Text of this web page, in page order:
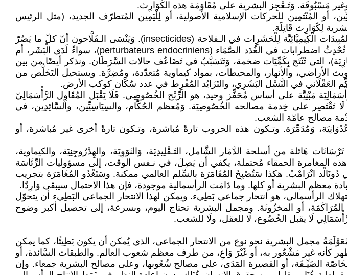
أو المُنْتَمِين للحركات الإسلامية الأصولية، أو لِلْيَمِين المُتطرّف الجديد، (مثل الرئيس
لِكَوَارِث قَاتِلَة.
وقد أَدَّى نَمَط الإنتاج الرأسمالي المُعَمَّم، إلى كَوَارِثَ أخرى. نَذْكُر مِن بَيْنِهَا تَعْمِيم استعمال المُبِيدَات الْكِيمِيَّائِيَّة لِلْحَشَرِات في الـفلاحة (insecticides). وَيَنْسَى الـفَلَّاحون أنّ كلّ ما يَضُرّ
الحشرات، سَيَضُرُّ حَتْمِيًّا البَشَر. وَنَجد مِن بين الكَوارث أيضًا، استخدام مَوَادَّ كِيمَاوية أخرى، تُحْدِثُ اضطرابات في الغُدَد الصَّمَاء (perturbateurs endocriniens)، سواءً لَدَى الْبَشَر، أم
التي تُنْتَج بِكَمِّيَات ضخمة، وَتَتَسَبَّبُ في تَضَاعُف حالات السَّرَطَان. ونذكر أيضًا من بين
الأراضي، والأنهار، والمحيطات، بمواد كيماوية مُتعدّدة، ومُضِرَّة. ويستحيل التَخَلُّص من
العَقْلَاني في النَّسْل البَشَرِي، والتَزَايُد المُفْرِط في عدد سُكّان كوكب الأرض.
مَبْنِيَّة على أساس مُحَفِّز وحيد، هو الرِّبْح الخُصُوصِي. فَلَا يَقْبَل المُقَاوِل الرَّأْسَمَالِيّ
تَقْتَصِر على خِدمة مصالحه الخُصُوصِيَة. وَمُعظم الحُكَّام، والسِيَاسِيِّين، والسَّائِدِين، في
مصالح عامّة الشعب.
وَمُدَمِّرَة. وتـكون هذه الحروب تارةً مُباشرة، وتـكون تارةً أخرى غير مُباشرة، أو
هَائلة من أسلحة الدَّمَار الشَّامل، التَـقْلِيدِيَة، وَالنَوَوِيَة، والهِدْرُوجِنِيَة، والكيماوية،
المغامرة الحمقاء مُحتملة، يكفي أن يَصِلَ، في نـفس الوقت، إلى مسؤوليات الرِّئَاسَة
اتْرَامْبْ. هكذا سَتُصْبِحُ المُقَامَرَة بالسِّلم العالمي ممكنة. وسَتَغْدُو المُغَامَرَة بتجريب
معظم البشرية أو كلها. وما دَامَت الرأسمالية موجودة، فإن هذا الاحتمال سيبقى وَارِدًا.
الرأسمالي، هو انتحار جماعي بَطِيء. ويمكن لهذا الانتحار الجماعي البَطِيء أن يتحوّل
أو المخزُونَة. ومجمل البشرية تحتاج اليوم، وبسرعة، إلى تحصيل أكبر وضوح
لَا يقبل الخُضُوع، لَا للعقل، ولَا للشعب.
فأكثر الرأسماليةُ المُعَوْلَمَةُ مجمل البشرية نحو نوع من الانتحار الجماعي، الذي يُمكن أن يكون بَطِيئًا، كما يمكن
كأنه غير مَشْعُور به، أو غَيْرَ وَاعِ، من طرف معظم شعوب العالم. والطبقات السَّائدة، أو
الخَاصّة الضَيِّـقَة، أو القصيرة المَدَى، على مصالح شُعُوبها، وعلى مصالح البشرية جمعاء. وإن